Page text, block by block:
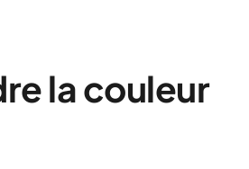
la couleur